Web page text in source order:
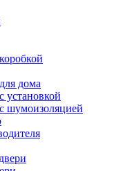
дома
установкой
шумоизоляцией